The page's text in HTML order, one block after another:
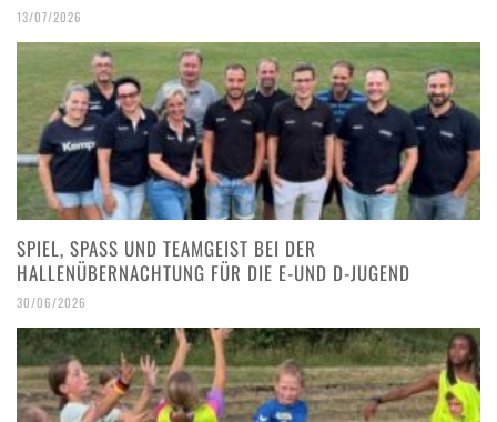
13/07/2026
SPIEL, SPASS UND TEAMGEIST BEI DER H
ALLENÜBERNACHTUNG FÜR DIE E-UND D-JUGEND
30/06/2026